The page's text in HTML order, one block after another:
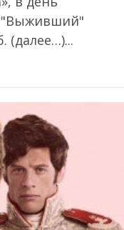
"Выживший"
(далее…)...